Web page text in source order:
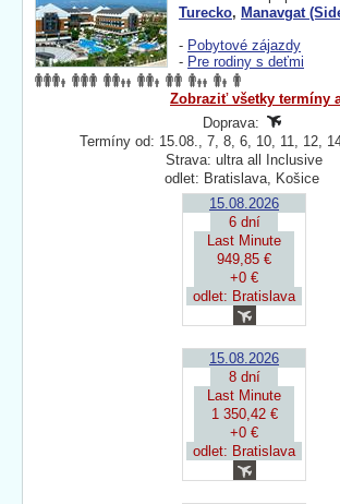
Turecko, Manavgat
- Pobytové zájazdy
- Pre rodiny s deťmi
Zobraziť všetky termíny
Doprava:
Termíny od: 15.08., 7, 8, 6, 10, 11, 12,
Strava: ultra all Inclusive
odlet: Bratislava, Košice
15.08.2026
6 dní
Last Minute
949,85 €
+0 €
odlet: Bratislava
15.08.2026
8 dní
Last Minute
1 350,42 €
+0 €
odlet: Bratislava